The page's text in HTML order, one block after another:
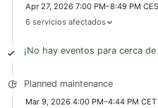
Apr 27, 2026 7:00 PM–8:49 PM
6 servicios afectados
¡No hay eventos para cerca
Planned maintenance
Mar 9, 2026 4:00 PM–4:44 PM CET